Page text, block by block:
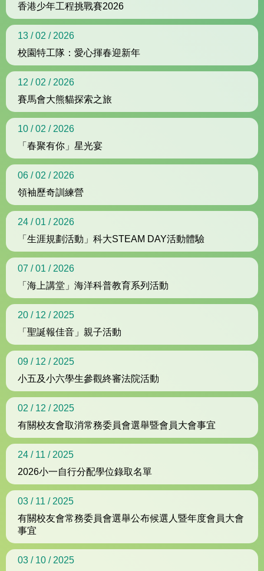
香港少年工程挑戰賽2026
13 / 02 / 2026
校園特工隊：愛心揮春迎新年
12 / 02 / 2026
賽馬會大熊貓探索之旅
10 / 02 / 2026
「春聚有你」星光宴
06 / 02 / 2026
領袖歷奇訓練營
24 / 01 / 2026
「生涯規劃活動」科大STEAM DAY活動體驗
07 / 01 / 2026
「海上講堂」海洋科普教育系列活動
20 / 12 / 2025
「聖誕報佳音」親子活動
09 / 12 / 2025
小五及小六學生參觀終審法院活動
02 / 12 / 2025
有關校友會取消常務委員會選舉暨會員大會事宜
24 / 11 / 2025
2026小一自行分配學位錄取名單
03 / 11 / 2025
有關校友會常務委員會選舉公布候選人暨年度會員大會
事宜
03 / 10 / 2025